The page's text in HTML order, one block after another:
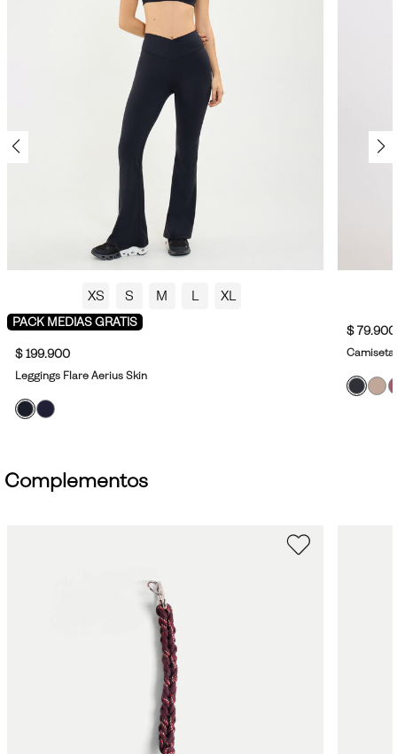
XS S M L XL
PACK MEDIAS GRATIS
$ 199.900
Leggings Flare Aerius Skin
$ 79.900
Complementos